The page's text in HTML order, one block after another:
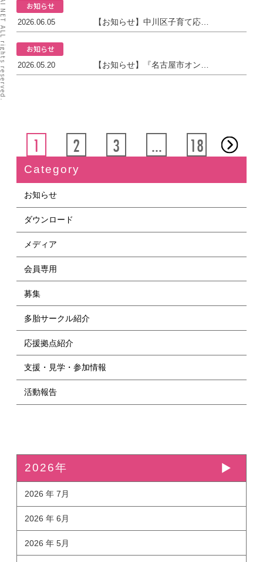
お知らせ
2026.06.05 【お知らせ】中川区子育て応援拠点「ゆるまる」さん主催『ニコニコの会』
お知らせ
2026.05.20
1 2 3 18
Category
お知らせ
ダウンロード
メディア
会員専用
募集
多胎サークル紹介
応援拠点紹介
支援・見学・参加情報
活動報告
2026年
2026 年 7月
2026 年 6月
2026 年 5月